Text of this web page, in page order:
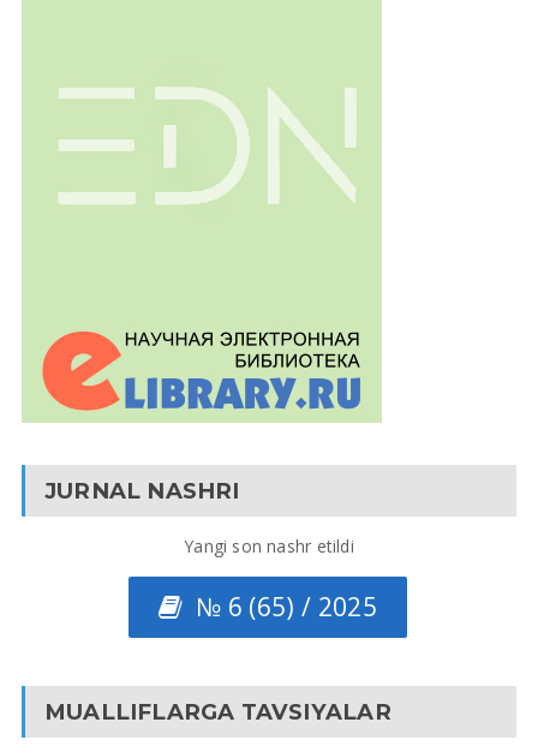
JURNAL NASHRI
Yangi son nashr etildi
№ 6 (65) / 2025
MUALLIFLARGA TAVSIYALAR